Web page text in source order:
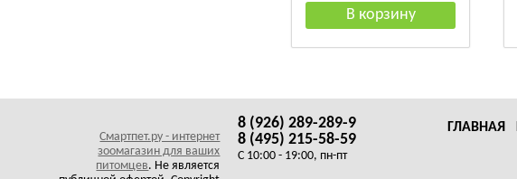
Смартпет.ру - интернет
зоомагазин для ваших
питомцев. Не является
8 (926) 289-289-9
8 (495) 215-58-59
C 10:00 - 19:00, пн-пт
ГЛАВНАЯ